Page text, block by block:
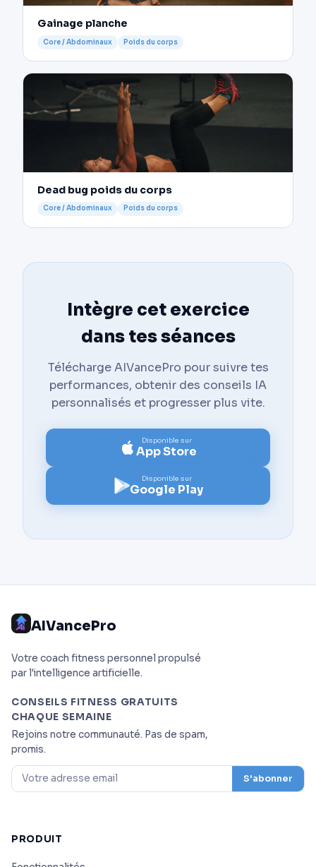
Gainage planche
Core / Abdominaux Poids du corps
Dead bug poids du corps
Core / Abdominaux Poids du corps
Intègre cet exercice
dans tes séances
Télécharge AIVancePro pour suivre tes
performances, obtenir des conseils IA
personnalisés et progresser plus vite.
Disponible sur
App Store
Disponible sur
Google Play
AIVancePro
Votre coach fitness personnel propulsé
par l'intelligence artificielle.
CONSEILS FITNESS GRATUITS
CHAQUE SEMAINE
Rejoins notre communauté. Pas de spam,
promis.
S'abonner
PRODUIT